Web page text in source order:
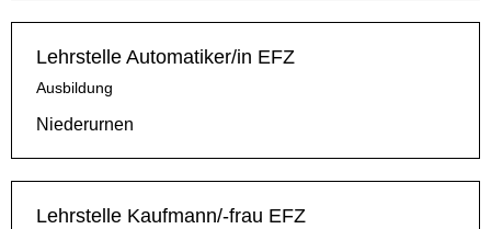
Lehrstelle Automatiker/in EFZ
Ausbildung
Niederurnen
Lehrstelle Kaufmann/-frau EFZ